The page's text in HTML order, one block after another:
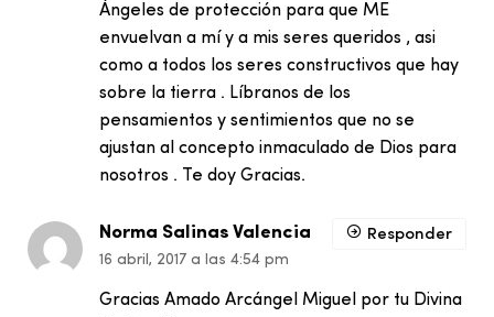
Ángeles de protección para que ME
envuelvan a mí y a mis seres queridos , asi
como a todos los seres constructivos que hay
sobre la tierra . Líbranos de los
pensamientos y sentimientos que no se
ajustan al concepto inmaculado de Dios para
nosotros . Te doy Gracias.
Norma Salinas Valencia
16 abril, 2017 a las 4:54 pm
Gracias Amado Arcángel Miguel por tu Divina
Responder